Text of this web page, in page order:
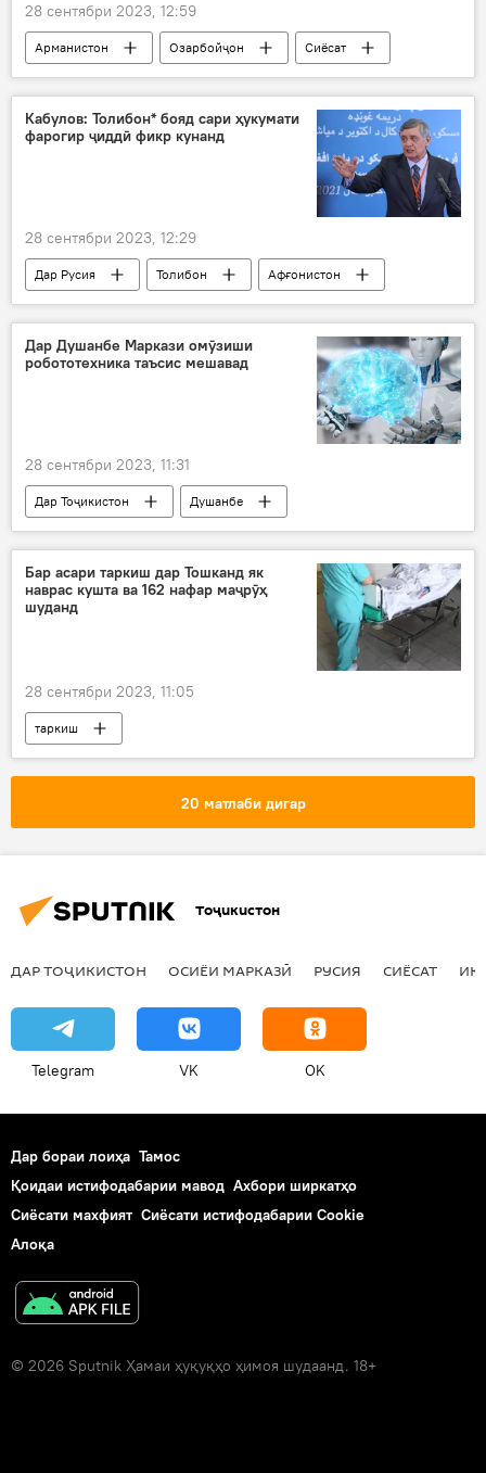
28 сентябри 2023, 12:59
Арманистон Озарбойҷон
Сиёсат
Иҷтимоъ
Кабулов: Толибон* бояд сари ҳукумати
фарогир ҷиддӣ фикр кунанд
28 сентябри 2023, 12:29
Дар Русия Толибон
Афғонистон
Замир Кобулов
Дар Душанбе Маркази омӯзиши
робототехника таъсис мешавад
28 сентябри 2023, 11:31
Дар Тоҷикистон
Душанбе
Илм ва фанноварӣ
Бар асари таркиш дар Тошканд як
наврас кушта ва 162 нафар маҷрӯҳ
шуданд
28 сентябри 2023, 11:05
таркиш
Рӯйдод, ҷиноят ва ҳолатҳои фавқулода
захмӣ
ОМ
20 матлаби дигар
Тоҷикистон
ДАР ТОҶИКИСТОН ОСИЁИ МАРКАЗӢ РУСИЯ СИЁСАТ
Telegram VK OK
Дар бораи лоиҳа Тамос
Қоидаи истифодабарии мавод Ахбори ширкатҳо
Сиёсати махфият Сиёсати истифодабарии Cookie
Алоқа
© 2026 Sputnik Ҳамаи ҳуқуқҳо ҳимоя шудаанд. 18+